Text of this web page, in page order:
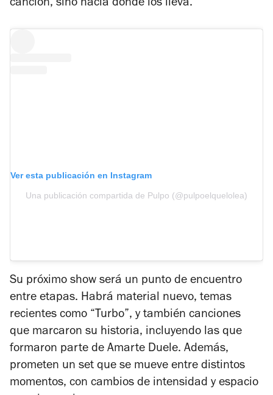
canción, sino hacia dónde los lleva.
Ver esta publicación en Instagram
Una publicación compartida de Pulpo (@pulpoelquelolea)
Su próximo show será un punto de encuentro
entre etapas. Habrá material nuevo, temas
recientes como “Turbo”, y también canciones
que marcaron su historia, incluyendo las que
formaron parte de Amarte Duele. Además,
prometen un set que se mueve entre distintos
momentos, con cambios de intensidad y espacio